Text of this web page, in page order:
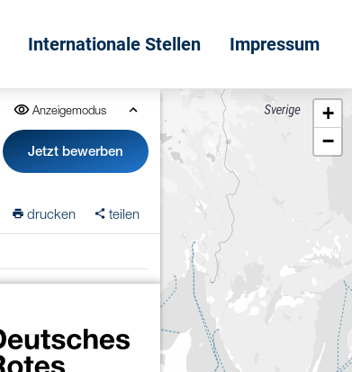
Internationale Stellen Impressum
Anzeigemodus
Jetzt bewerben
drucken teilen
+
−